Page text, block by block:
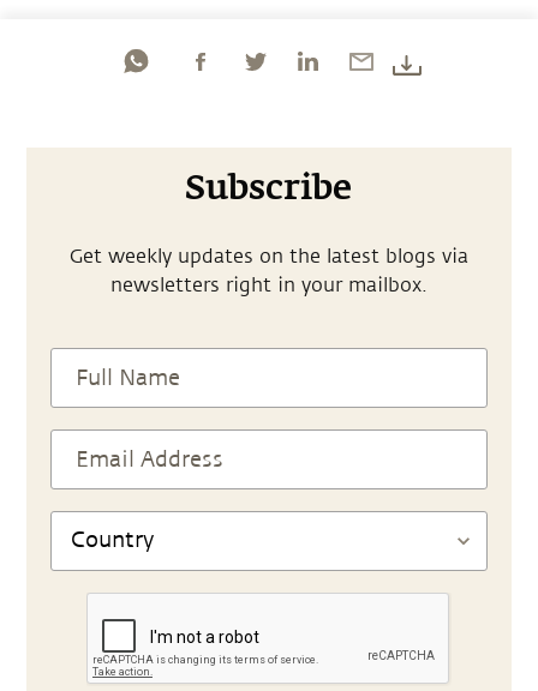
Subscribe
Get weekly updates on the latest blogs via
newsletters right in your mailbox.